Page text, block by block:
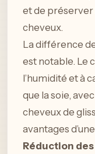
et de préserver
cheveux.
La différence
est notable. Le
l’humidité et à
que la soie,
cheveux de
avantages
Réduction